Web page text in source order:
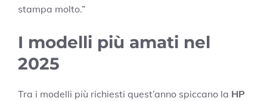
stampa molto.”
I modelli più amati nel
2025
Tra i modelli più richiesti quest’anno spiccano la HP